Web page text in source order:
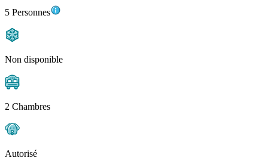
5 Personnes
Non disponible
2 Chambres
Autorisé